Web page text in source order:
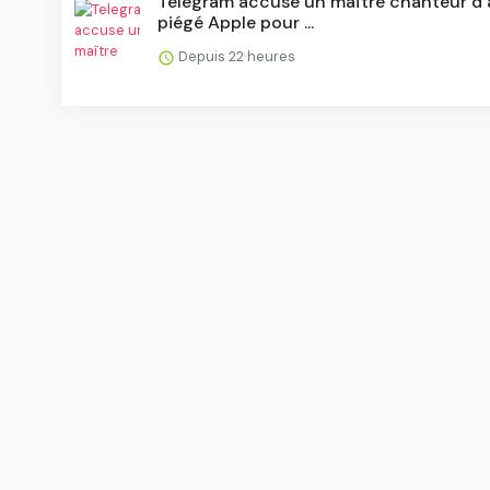
piégé Apple pour ...
Depuis 22 heures